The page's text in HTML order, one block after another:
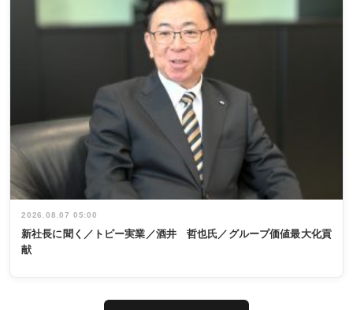
2026.08.07 05:00
新社長に聞く／トピー実業／酒井 哲也氏／グループ価値最大化貢
献